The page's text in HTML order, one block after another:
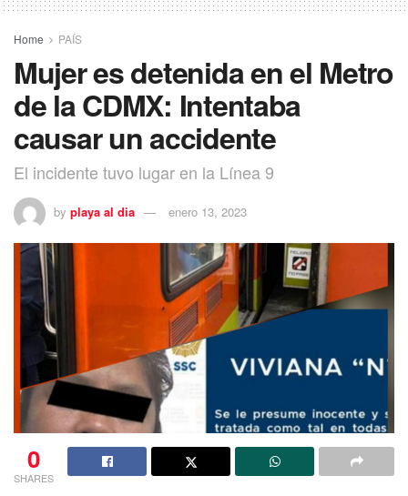
Home PAÍS
Mujer es detenida en el Metro
de la CDMX: Intentaba
causar un accidente
El incidente tuvo lugar en la Línea 9
by playa al dia enero 13, 2023
0
SHARES